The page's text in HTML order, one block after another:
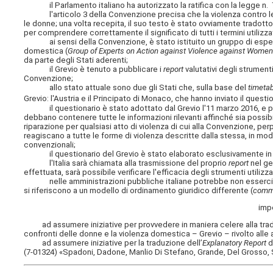
il Parlamento italiano ha autorizzato la ratifica con la legge n.
l'articolo 3 della Convenzione precisa che la violenza contro le
le donne; una volta recepita, il suo testo è stato ovviamente
per comprendere correttamente il significato di tutti i termini
ai sensi della Convenzione, è stato istituito un gruppo di
domestica (Group of Experts on Action against Violence against
da parte degli Stati aderenti;
il Grevio è tenuto a pubblicare ireportvalutativi degli
Convenzione;
allo stato attuale sono due gli Stati che, sulla base del
Grevio: l'Austria e il Principato di Monaco, che hanno inviato il
il questionario è stato adottato dal Grevio l'11 marzo 2016, e
debbano contenere tutte le informazioni rilevanti affinché sia
riparazione per qualsiasi atto di violenza di cui alla Convenzione,
reagiscano a tutte le forme di violenza descritte dalla stessa, in
convenzionali;
il questionario del Grevio è stato elaborato esclusivamente in
l'Italia sarà chiamata alla trasmissione del proprioreportnel
effettuata, sarà possibile verificare l'efficacia degli strumenti
nelle amministrazioni pubbliche italiane potrebbe non esserci
si riferiscono a un modello di ordinamento giuridico differente (
ad assumere iniziative per provvedere in maniera celere alla
confronti delle donne e la violenza domestica – Grevio – rivolto alle
ad assumere iniziative per la traduzione dell’Explanatory Report
(7-01324) «Spadoni, Dadone, Manlio Di Stefano, Grande, Del